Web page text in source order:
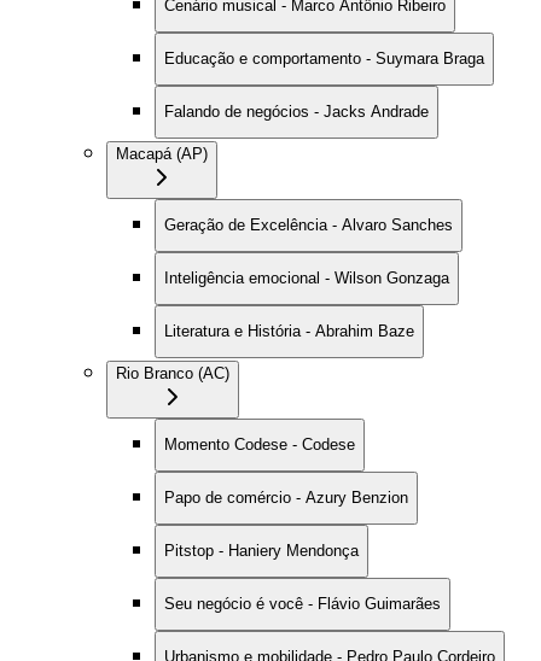
Cenário musical - Marco Antônio Ribeiro
Educação e comportamento - Suymara Braga
Falando de negócios - Jacks Andrade
Macapá (AP)
Geração de Excelência - Alvaro Sanches
Inteligência emocional - Wilson Gonzaga
Literatura e História - Abrahim Baze
Rio Branco (AC)
Momento Codese - Codese
Papo de comércio - Azury Benzion
Pitstop - Haniery Mendonça
Seu negócio é você - Flávio Guimarães
Urbanismo e mobilidade - Pedro Paulo Cordeiro